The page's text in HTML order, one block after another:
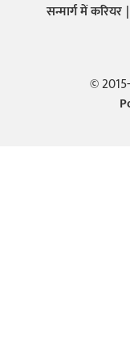
सन्मार्ग में करियर
©